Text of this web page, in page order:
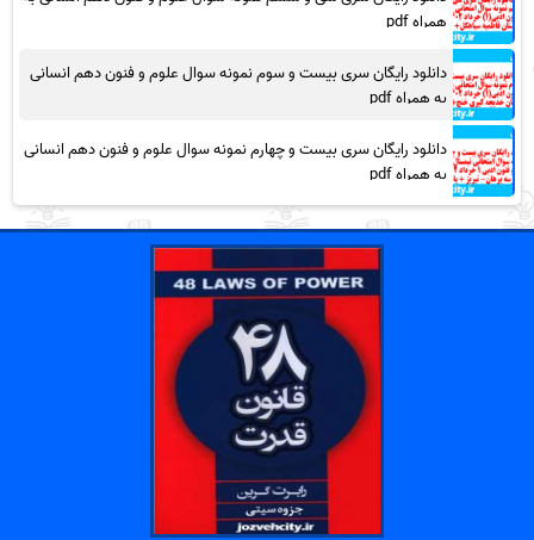
همراه pdf
دانلود رایگان سری بیست و سوم نمونه سوال علوم و فنون دهم انسانی
به همراه pdf
دانلود رایگان سری بیست و چهارم نمونه سوال علوم و فنون دهم انسانی
به همراه pdf